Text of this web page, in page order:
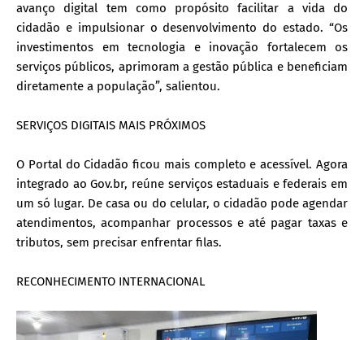
avanço digital tem como propósito facilitar a vida do
cidadão e impulsionar o desenvolvimento do estado. “Os
investimentos em tecnologia e inovação fortalecem os
serviços públicos, aprimoram a gestão pública e beneficiam
diretamente a população”, salientou.
SERVIÇOS DIGITAIS MAIS PRÓXIMOS
O Portal do Cidadão ficou mais completo e acessível. Agora
integrado ao Gov.br, reúne serviços estaduais e federais em
um só lugar. De casa ou do celular, o cidadão pode agendar
atendimentos, acompanhar processos e até pagar taxas e
tributos, sem precisar enfrentar filas.
RECONHECIMENTO INTERNACIONAL